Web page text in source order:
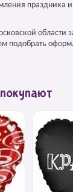
праздника
области
подобрать